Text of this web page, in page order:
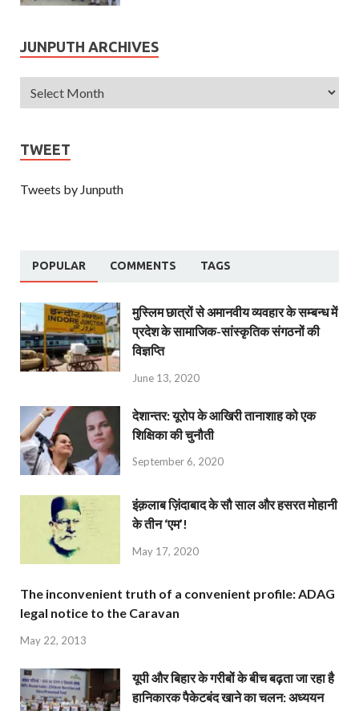
JUNPUTH ARCHIVES
TWEET
Tweets by Junputh
POPULAR COMMENTS TAGS
मुस्लिम छात्रों से अमानवीय व्यवहार के सम्बन्ध में
प्रदेश के सामाजिक-सांस्कृतिक संगठनों की
विज्ञप्ति
June 13, 2020
देशान्‍तर: यूरोप के आखिरी तानाशाह को एक
शिक्षिका की चुनौती
September 6, 2020
इंक़लाब ज़िंदाबाद के सौ साल और हसरत मोहानी
के तीन ‘एम’!
May 17, 2020
The inconvenient truth of a convenient profile: ADAG
legal notice to the Caravan
May 22, 2013
यूपी और बिहार के गरीबों के बीच बढ़ता जा रहा है
हानिकारक पैकेटबंद खाने का चलन: अध्ययन